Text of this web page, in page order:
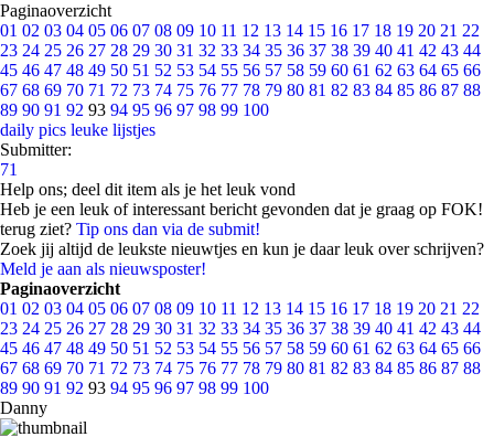
Paginaoverzicht
01 02 03 04 05 06 07 08 09 10 11 12 13 14 15 16 17 18 19 20 21 22
23 24 25 26 27 28 29 30 31 32 33 34 35 36 37 38 39 40 41 42 43 44
45 46 47 48 49 50 51 52 53 54 55 56 57 58 59 60 61 62 63 64 65 66
67 68 69 70 71 72 73 74 75 76 77 78 79 80 81 82 83 84 85 86 87 88
89 90 91 92 93 94 95 96 97 98 99 100
daily pics leuke lijstjes
Submitter:
71
Help ons; deel dit item als je het leuk vond
Heb je een leuk of interessant bericht gevonden dat je graag op FOK!
terug ziet? Tip ons dan via de submit!
Zoek jij altijd de leukste nieuwtjes en kun je daar leuk over schrijven?
Meld je aan als nieuwsposter!
Paginaoverzicht
01 02 03 04 05 06 07 08 09 10 11 12 13 14 15 16 17 18 19 20 21 22
23 24 25 26 27 28 29 30 31 32 33 34 35 36 37 38 39 40 41 42 43 44
45 46 47 48 49 50 51 52 53 54 55 56 57 58 59 60 61 62 63 64 65 66
67 68 69 70 71 72 73 74 75 76 77 78 79 80 81 82 83 84 85 86 87 88
89 90 91 92 93 94 95 96 97 98 99 100
Danny